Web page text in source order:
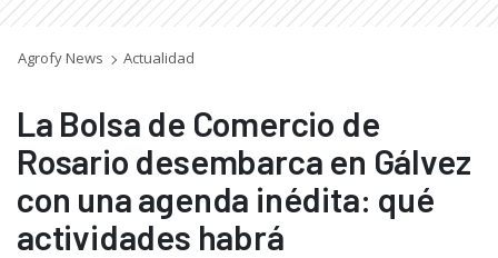
Agrofy News Actualidad
La Bolsa de Comercio de
Rosario desembarca en Gálvez
con una agenda inédita: qué
actividades habrá